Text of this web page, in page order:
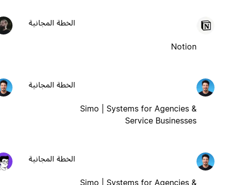
Notion
الخطة المجانية
Simo | Systems for Agencies &
Service Businesses
الخطة المجانية
Simo | Systems for Agencies &
الخطة المجانية